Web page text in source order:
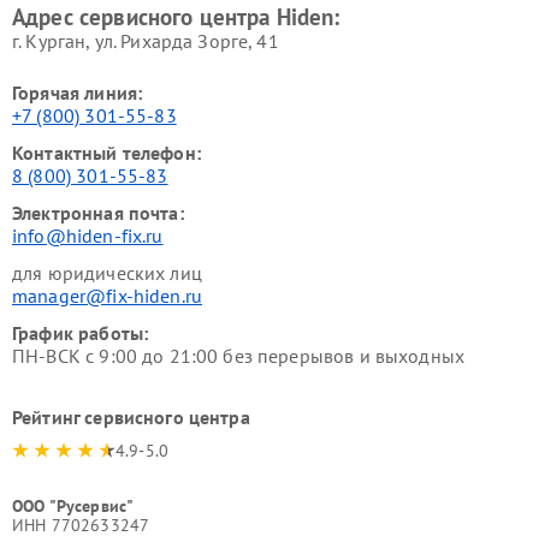
Адрес сервисного центра Hiden:
г. Курган, ул. Рихарда Зорге, 41
Горячая линия:
+7 (800) 301-55-83
Контактный телефон:
8 (800) 301-55-83
Электронная почта:
info@hiden-fix.ru
для юридических лиц
manager@fix-hiden.ru
График работы:
ПН-ВСК с 9:00 до 21:00 без перерывов и выходных
Рейтинг сервисного центра
4.9-5.0
ООО "Русервис"
ИНН 7702633247